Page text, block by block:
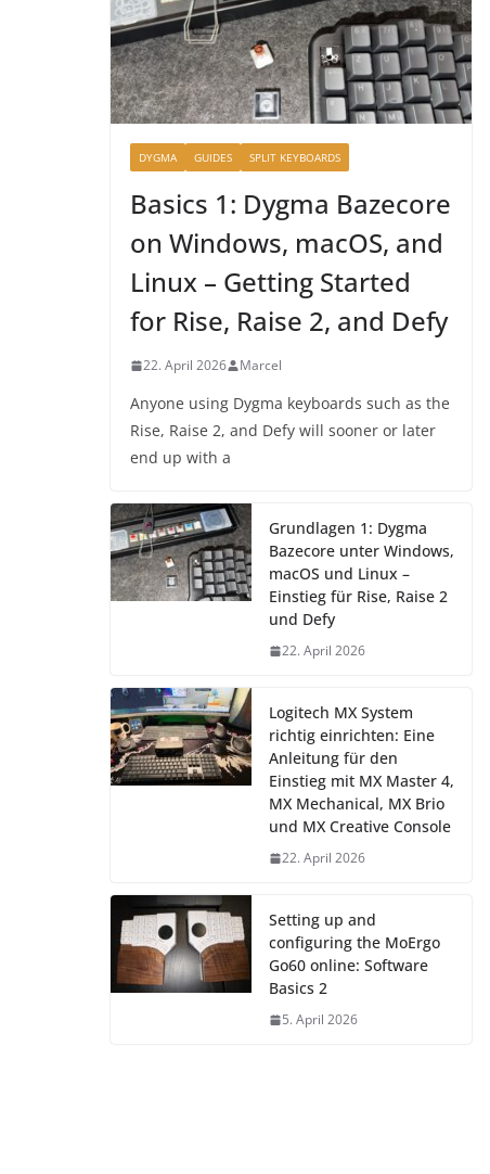
DYGMA GUIDES SPLIT KEYBOARDS
Basics 1: Dygma Bazecore
on Windows, macOS, and
Linux – Getting Started
for Rise, Raise 2, and Defy
22. April 2026 Marcel
Anyone using Dygma keyboards such as the
Rise, Raise 2, and Defy will sooner or later
end up with a
Grundlagen 1: Dygma
Bazecore unter Windows,
macOS und Linux –
Einstieg für Rise, Raise 2
und Defy
22. April 2026
Logitech MX System
richtig einrichten: Eine
Anleitung für den
Einstieg mit MX Master 4,
MX Mechanical, MX Brio
und MX Creative Console
22. April 2026
Setting up and
configuring the MoErgo
Go60 online: Software
Basics 2
5. April 2026